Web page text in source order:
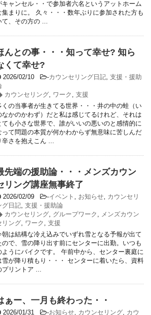
キャンセル・・で参加者六名というアットホーム
集まりに。 久々・・・数年ぶりに参加された方も
て、その方の ...
んとの事・・・知って幸せ? 知ら
くて幸せ?
2026/02/10 -カウンセリング日記, 支援・援助
カウンセリング, ワーク , 支援
くの当事者が生きてる世界・・・井の中の蛙（い
なかのかわず）だと私は感じてるけれど、それは
ても小さな世界で、誰がいいの悪いのと感情的に
って問題の本質が何かわからず無意味に苦しんだ
辛さを抱えこん ...
先端の援助論・・・メンズカウン
リング講座無事終了
2026/02/09 -イベント , お知らせ, カウンセリ
グ日記, 支援・援助論
カウンセリング, グループワーク , メンズカウン
リング, ワーク , 支援
朝は結構な冷え込みでいずれ雪となる予報が出て
ので、雪の降り出す前にセンターに出勤。いつも
ようにバイクです。 午前中から、センター裏庭に
雪が降り積もり・・・ センターに着いたら、資料
プリントア ...
ぁー、一月も終わった・・
2026/01/31 -お知らせ, カウンセリング, カウ